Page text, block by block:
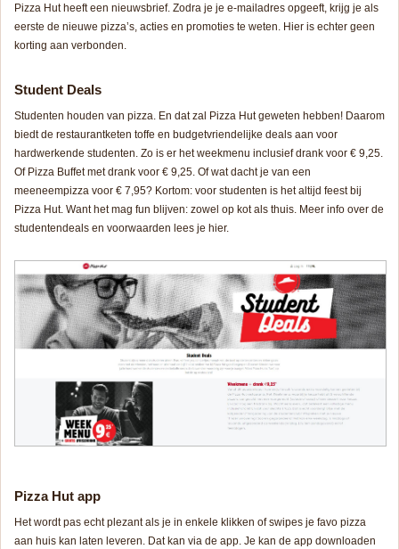
Pizza Hut heeft een nieuwsbrief. Zodra je je e-mailadres opgeeft, krijg je als
eerste de nieuwe pizza’s, acties en promoties te weten. Hier is echter geen
korting aan verbonden.
Student Deals
Studenten houden van pizza. En dat zal Pizza Hut geweten hebben! Daarom
biedt de restaurantketen toffe en budgetvriendelijke deals aan voor
hardwerkende studenten. Zo is er het weekmenu inclusief drank voor € 9,25.
Of Pizza Buffet met drank voor € 9,25. Of wat dacht je van een
meeneempizza voor € 7,95? Kortom: voor studenten is het altijd feest bij
Pizza Hut. Want het mag fun blijven: zowel op kot als thuis. Meer info over de
studentendeals en voorwaarden lees je hier.
Pizza Hut app
Het wordt pas echt plezant als je in enkele klikken of swipes je favo pizza
aan huis kan laten leveren. Dat kan via de app. Je kan de app downloaden